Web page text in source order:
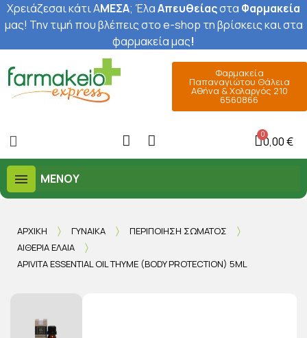
Χρειάζεσαι κάτι ΑΜΕΣΑ; ΈλαΑπευθείαςστα Φαρμακεία
μας! Την τιμή που βλέπεις στο e-shop τη βρίσκεις και στα
φαρμακεία μας!
Φαρμακεία
Παπαναγιώτου Θάλεια
Αθήνα & Χολαργός 210
6560866
0,00 €
ΜΕΝΟΎ
ΑΡΧΙΚΉ ΓΥΝΑΊΚΑ
ΠΕΡΙΠΟΊΗΣΗ ΣΏΜΑΤΟΣ
ΑΙΘΈΡΙΑ ΈΛΑΙΑ
APIVITA ESSENTIAL OIL THYME (BODY PROTECTION) 5ML